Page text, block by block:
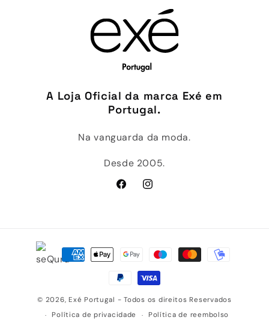
A Loja Oficial da marca Exé em
Portugal.
Na vanguarda da moda.
Desde 2005.
FacebookInstagram
Métodos
© 2026, Exé Portugal - Todos os direitos Reservados
Política de privacidade
Política de reembolso